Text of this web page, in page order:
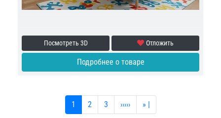
Посмотреть 3D Отложить
Подробнее о товаре
Текущая страница
1 Страница
2 Страница
3 Следующая страница
››››› Последняя страница
» |